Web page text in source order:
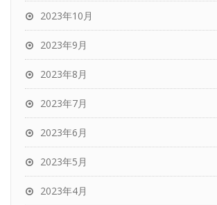
2023年10月
2023年9月
2023年8月
2023年7月
2023年6月
2023年5月
2023年4月